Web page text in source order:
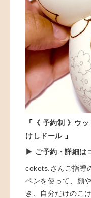
「 《 予約制 》 ウ
けしドール」
▶ ご予約・詳細は
cokets.さんご指導
ペンを使って、顔
き、自分だけのこ